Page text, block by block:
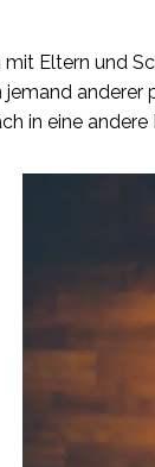
Eltern und
in eine